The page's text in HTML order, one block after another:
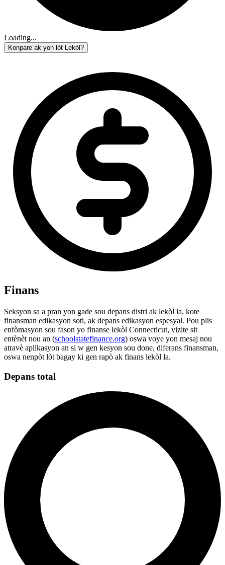
Loading...
Konpare ak yon lòt Lekòl?
Finans
Seksyon sa a pran yon gade sou depans distri ak lekòl la, kote
finansman edikasyon soti, ak depans edikasyon espesyal. Pou plis
enfòmasyon sou fason yo finanse lekòl Connecticut, vizite sit
entènèt nou an (schoolstatefinance.org) oswa voye yon mesaj nou
atravè aplikasyon an si w gen kesyon sou done, diferans finansman,
oswa nenpòt lòt bagay ki gen rapò ak finans lekòl la.
Depans total